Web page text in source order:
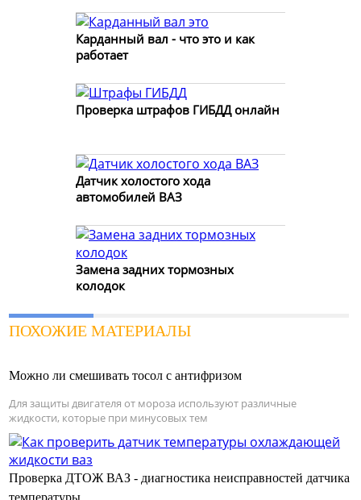
Карданный вал - что это и как
работает
Проверка штрафов ГИБДД онлайн
Датчик холостого хода
автомобилей ВАЗ
Замена задних тормозных
колодок
ПОХОЖИЕ МАТЕРИАЛЫ
Можно ли смешивать тосол с антифризом
Для защиты двигателя от мороза используют различные
жидкости, которые при минусовых тем
Проверка ДТОЖ ВАЗ - диагностика неисправностей датчика
температуры